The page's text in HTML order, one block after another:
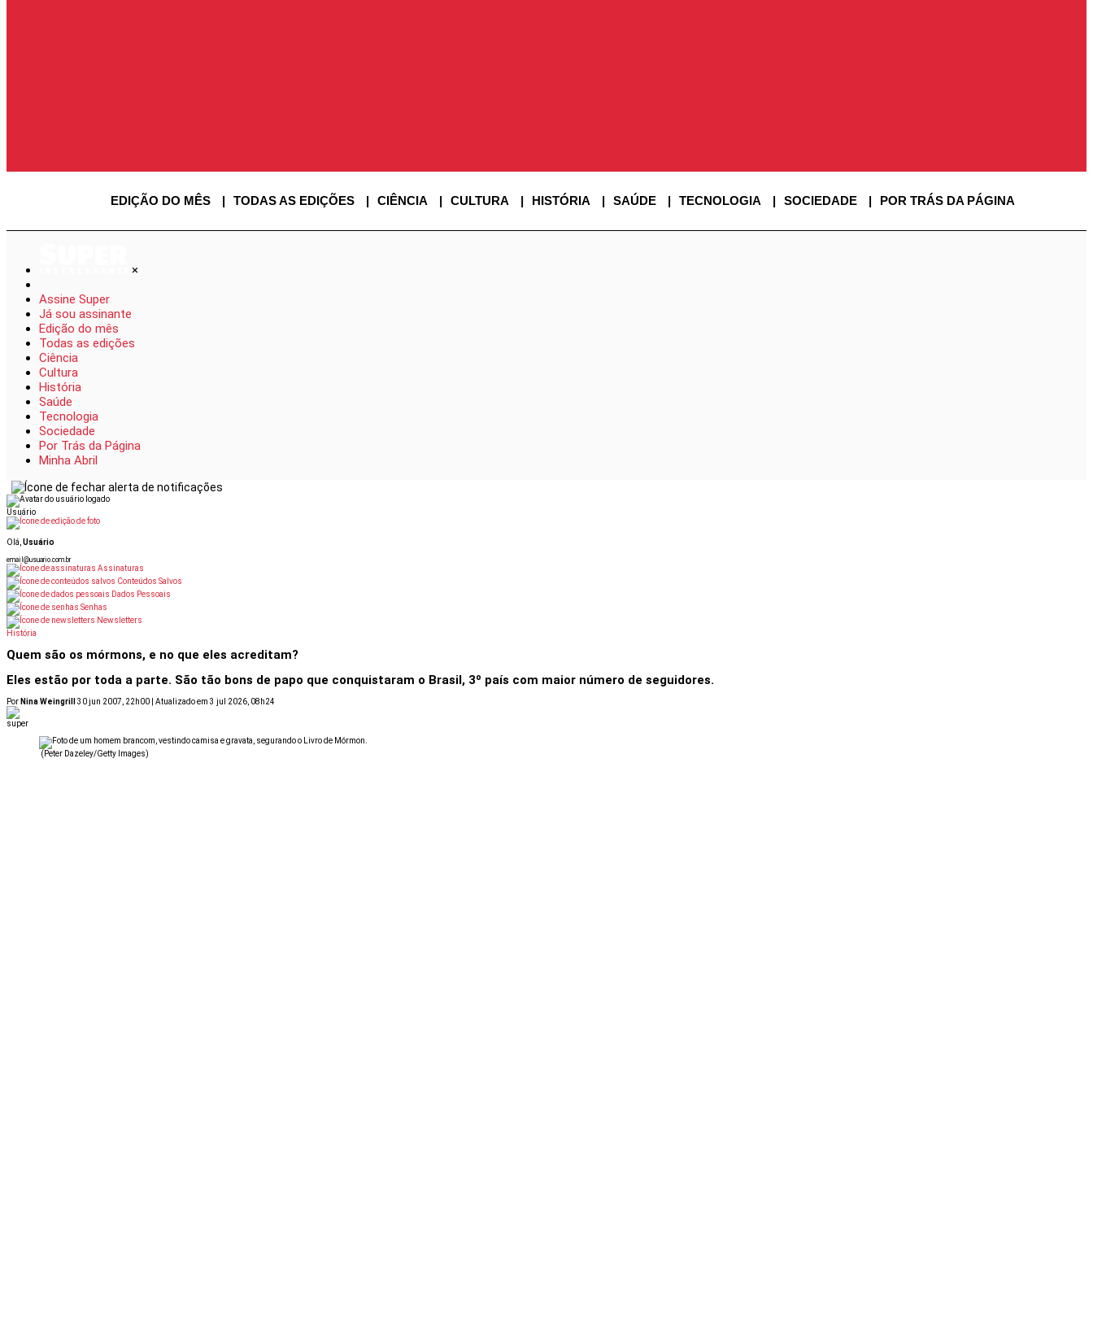
EDIÇÃO DO MÊS TODAS AS EDIÇÕES CIÊNCIA CULTURA HISTÓRIA SAÚDE TECNOLOGIA SOCIEDADE POR TRÁS DA PÁGINA
×
Assine Super
Já sou assinante
Edição do mês
Todas as edições
Ciência
Cultura
História
Saúde
Tecnologia
Sociedade
Por Trás da Página
Minha Abril
Usuário
Olá, Usuário
email@usuario.com.br
Assinaturas
Conteúdos Salvos
Dados Pessoais
Senhas
Newsletters
História
Quem são os mórmons, e no que eles acreditam?
Eles estão por toda a parte. São tão bons de papo que conquistaram o Brasil, 3º país com maior número de seguidores.
Por Nina Weingrill 30 jun 2007, 22h00 | Atualizado em 3 jul 2026, 08h24
(Peter Dazeley/Getty Images)